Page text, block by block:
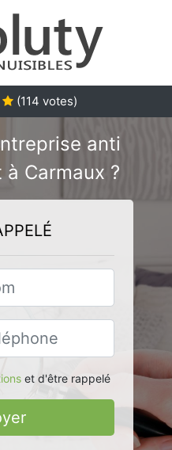
(114 votes)
anti
Carmaux ?
et d'être rappelé